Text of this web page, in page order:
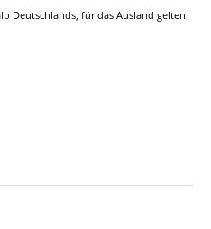
Deutschlands, für das Ausland gelten